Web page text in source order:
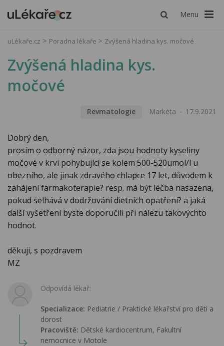
Menu
uLékaře.cz Poradna lékaře Zvýšená hladina kys. močové
Zvýšená hladina kys.
močové
Revmatologie Markéta 17.9.2021
Dobrý den,
prosím o odborný názor, zda jsou hodnoty kyseliny
močové v krvi pohybující se kolem 500-520umol/l u
obezního, ale jinak zdravého chlapce 17 let, důvodem k
zahájení farmakoterapie? resp. má být léčba nasazena,
pokud selhává v dodržování dietních opatření? a jaká
další vyšetření byste doporučili při nálezu takovýchto
hodnot.
děkuji, s pozdravem
MZ
Odpovídá lékař:
Specializace: Pediatrie / Praktické lékařství pro děti a
dorost
Pracoviště: Dětské kardiocentrum, Fakultní
nemocnice v Motole